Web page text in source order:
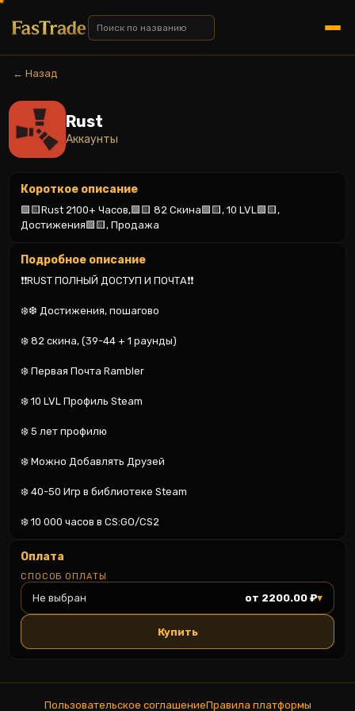
← Назад
Rust
Аккаунты
Короткое описание
🟩🟨Rust 2100+ Часов,🟩🟨 82 Скина🟩🟨, 10 LVL🟩🟨,
Достижения🟩🟨, Продажа
Подробное описание
❗❗RUST ПОЛНЫЙ ДОСТУП И ПОЧТА❗❗
❄️❆ Достижения, пошагово
❄️ 82 скина, (39-44 + 1 раунды)
❄️ Первая Почта Rambler
❄️ 10 LVL Профиль Steam
❄️ 5 лет профилю
❄️ Можно Добавлять Друзей
❄️ 40-50 Игр в библиотеке Steam
❄️ 10 000 часов в CS:GO/CS2
Оплата
СПОСОБ ОПЛАТЫ
Не выбран от 2200.00 ₽▾
Купить
Пользовательское соглашениеПравила платформы